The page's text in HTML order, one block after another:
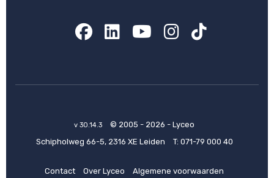
Facebook
LinkedIn
YouTube
Instagram
TikTok
v 30.14.3
© 2005 - 2026 - Lyceo
Schipholweg 66-5, 2316 XE Leiden
T: 071-79 000 40
Contact Over Lyceo Algemene voorwaarden